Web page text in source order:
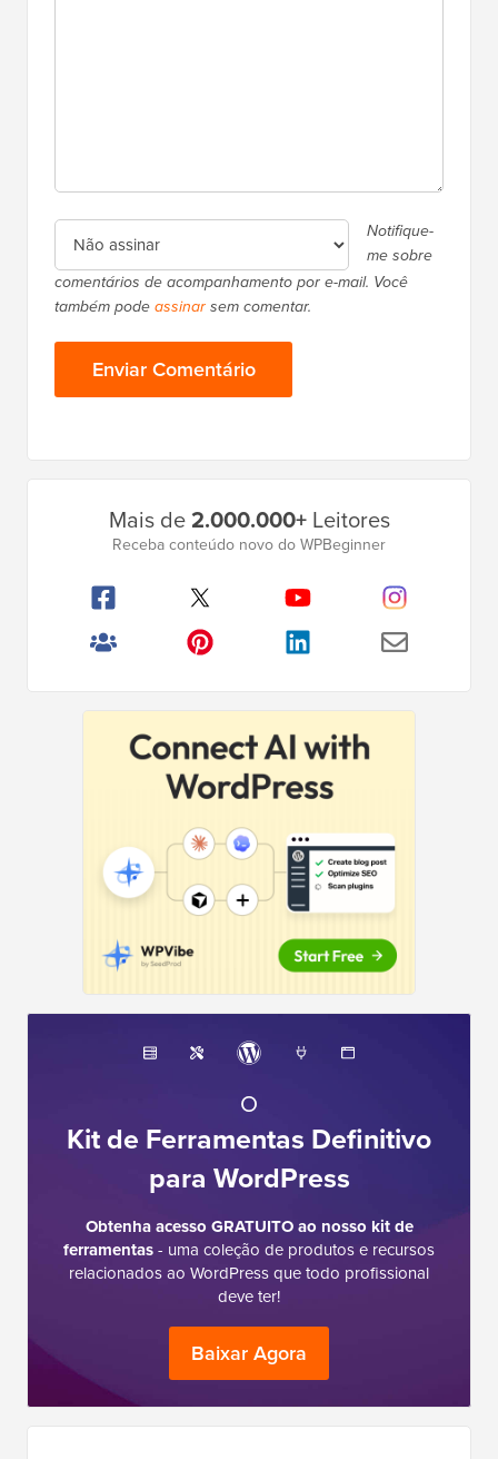
Notifique-
me sobre
comentários de acompanhamento por e-mail. Você
também podeassinarsem comentar.
Mais de2.000.000+Leitores
Receba conteúdo novo do WPBeginner
O
Kit de Ferramentas Definitivo
para WordPress
Obtenha acesso GRATUITO ao nosso kit de
ferramentas- uma coleção de produtos e recursos
relacionados ao WordPress que todo profissional
deve ter!
Baixar Agora